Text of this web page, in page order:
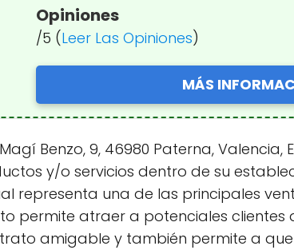
Opiniones
/5 (Leer Las Opiniones)
MÁS
Benzo, 9, 46980 Paterna,
y/o servicios dentro de su
representa una de las principales
permite atraer a potenciales clientes
amigable y también permite a